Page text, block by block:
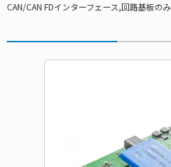
CAN/CAN FDインターフェース,回路基板のみ